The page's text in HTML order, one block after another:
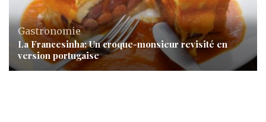
Gastronomie
La Francesinha: Un croque-monsieur revisité en
version portugaise